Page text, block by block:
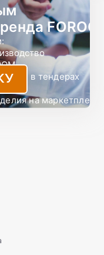
в тендерах
на